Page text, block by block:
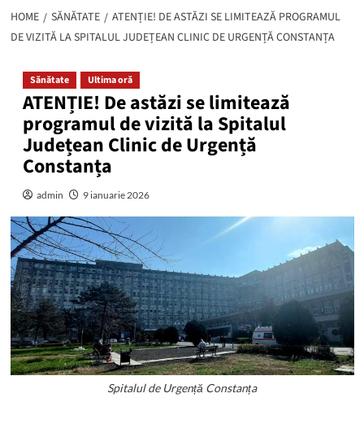
HOME SĂNĂTATE
ATENȚIE! DE ASTĂZI SE LIMITEAZĂ PROGRAMUL
DE VIZITĂ LA SPITALUL JUDEȚEAN CLINIC DE URGENȚĂ CONSTANȚA
Sănătate Ultima oră
ATENȚIE! De astăzi se limitează
programul de vizită la Spitalul
Județean Clinic de Urgență
Constanța
admin 9 ianuarie 2026
Spitalul de Urgență Constanța